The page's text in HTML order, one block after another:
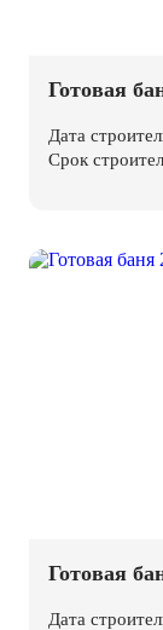
Готовая
Дата
Срок
Готовая
Дата